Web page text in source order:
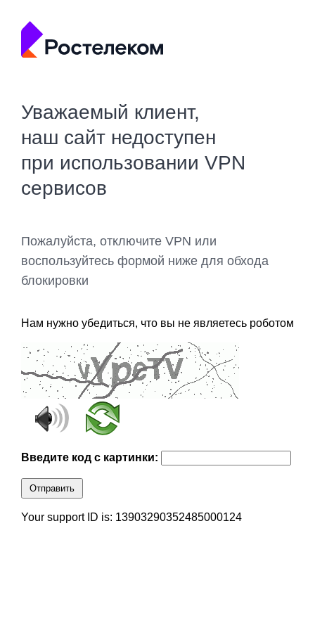
Уважаемый клиент,
наш сайт недоступен
при использовании VPN
сервисов
Пожалуйста, отключите VPN или
воспользуйтесь формой ниже для обхода
блокировки
Нам нужно убедиться, что вы не являетесь роботом
Введите код с картинки:
Отправить
Your support ID is: 13903290352485000124